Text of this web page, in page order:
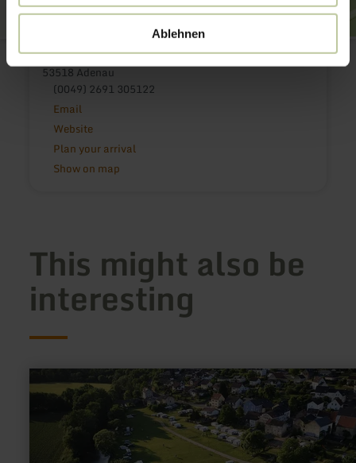
Ablehnen
Kirchstraße 15 - 19
53518 Adenau
(0049) 2691 305122
Email
Website
Plan your arrival
Show on map
This might also be
interesting
more
about:
Campingplatz
Sauer-